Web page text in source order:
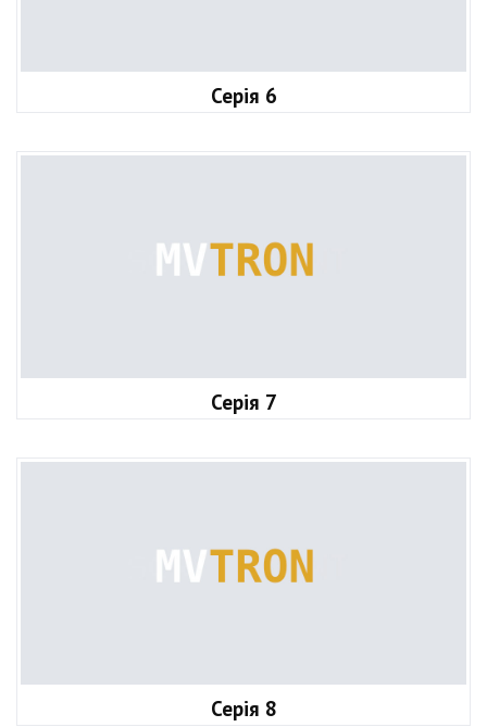
Серія 6
Серія 7
Серія 8